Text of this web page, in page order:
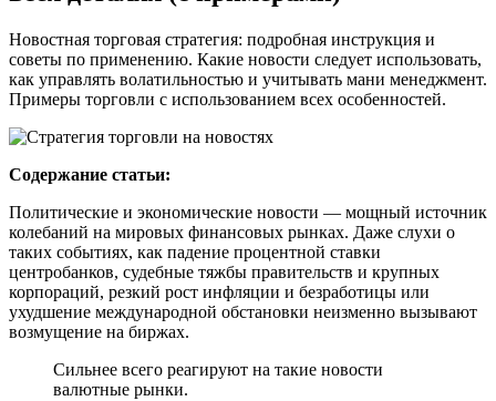
Новостная торговая стратегия: подробная инструкция и
советы по применению. Какие новости следует использовать,
как управлять волатильностью и учитывать мани менеджмент.
Примеры торговли с использованием всех особенностей.
Содержание статьи:
Политические и экономические новости — мощный источник
колебаний на мировых финансовых рынках. Даже слухи о
таких событиях, как падение процентной ставки
центробанков, судебные тяжбы правительств и крупных
корпораций, резкий рост инфляции и безработицы или
ухудшение международной обстановки неизменно вызывают
возмущение на биржах.
Сильнее всего реагируют на такие новости
валютные рынки.